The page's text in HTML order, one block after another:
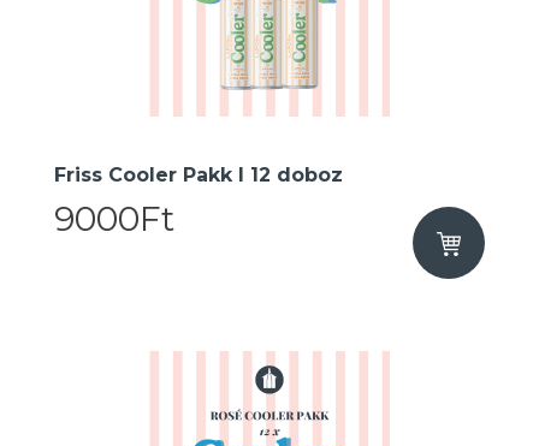
Friss Cooler Pakk I 12 doboz
9000Ft